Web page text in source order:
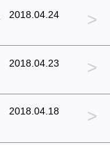
2018.04.24 >
2018.04.23 >
2018.04.18 >